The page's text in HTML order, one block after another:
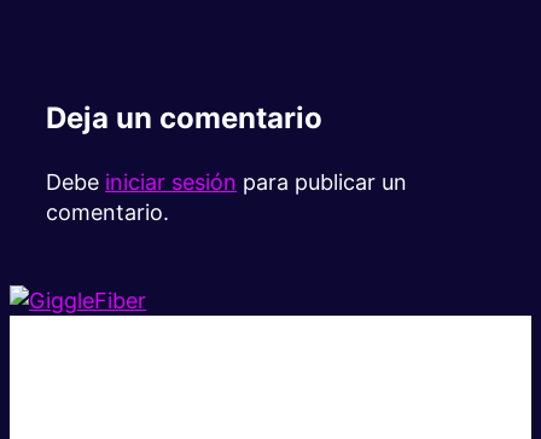
Deja un comentario
Debe iniciar sesión para publicar un
comentario.